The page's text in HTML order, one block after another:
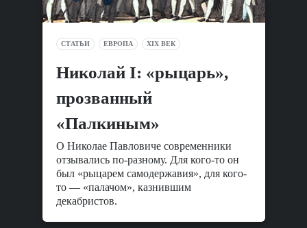
СТАТЬИ ЕВРОПА XIX ВЕК
Николай I: «рыцарь»,
прозванный
«Палкиным»
О Николае Павловиче современники
отзывались по-разному. Для кого-то он
был «рыцарем самодержавия», для кого-
то — «палачом», казнившим
декабристов.